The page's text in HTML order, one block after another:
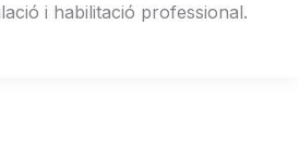
i habilitació professional.